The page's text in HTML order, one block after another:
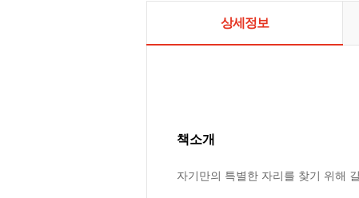
상세정보
책소개
자기만의 특별한 자리를 찾기 위해